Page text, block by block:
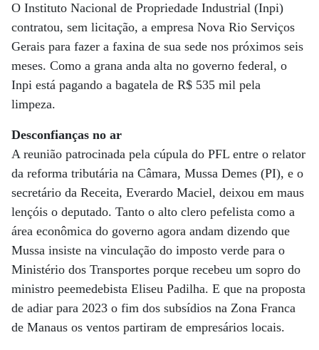
O Instituto Nacional de Propriedade Industrial (Inpi)
contratou, sem licitação, a empresa Nova Rio Serviços
Gerais para fazer a faxina de sua sede nos próximos seis
meses. Como a grana anda alta no governo federal, o
Inpi está pagando a bagatela de R$ 535 mil pela
limpeza.
Desconfianças no ar
A reunião patrocinada pela cúpula do PFL entre o relator
da reforma tributária na Câmara, Mussa Demes (PI), e o
secretário da Receita, Everardo Maciel, deixou em maus
lençóis o deputado. Tanto o alto clero pefelista como a
área econômica do governo agora andam dizendo que
Mussa insiste na vinculação do imposto verde para o
Ministério dos Transportes porque recebeu um sopro do
ministro peemedebista Eliseu Padilha. E que na proposta
de adiar para 2023 o fim dos subsídios na Zona Franca
de Manaus os ventos partiram de empresários locais.